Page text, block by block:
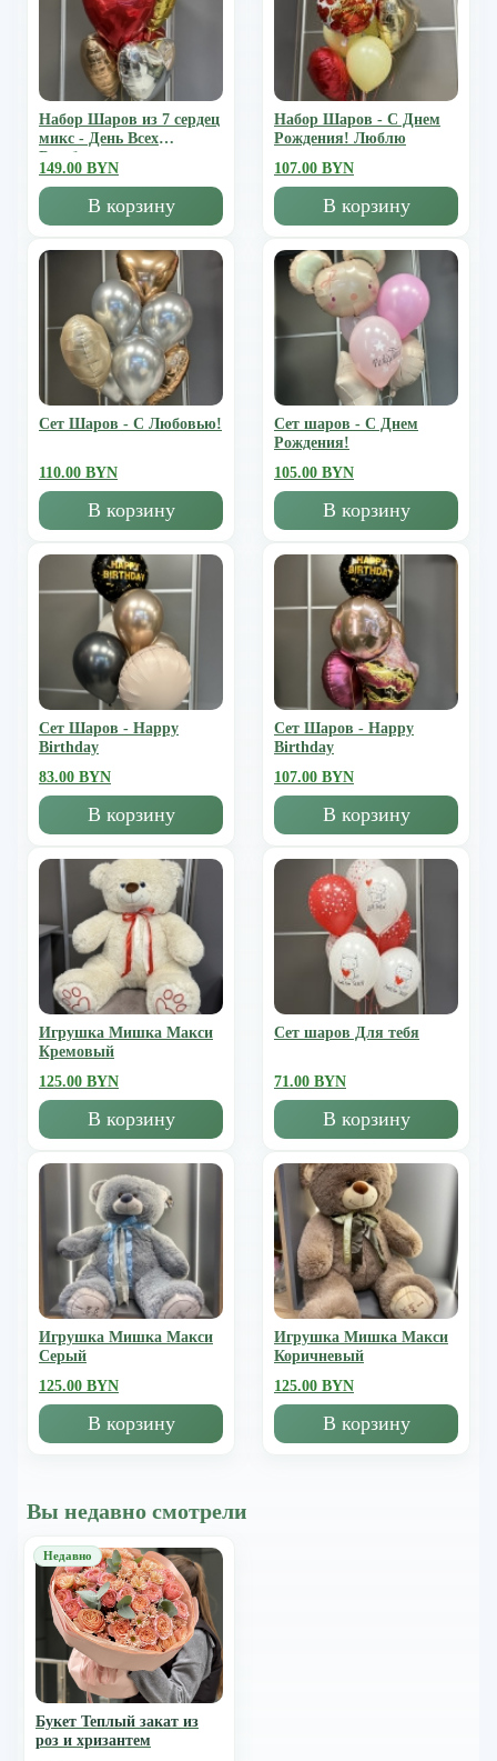
Набор Шаров из 7 сердец
микс - День Всех
Влюбленных
149.00 BYN
В корзину
Набор Шаров - С Днем
Рождения! Люблю
107.00 BYN
В корзину
Сет Шаров - С Любовью!
110.00 BYN
В корзину
Сет шаров - С Днем
Рождения!
105.00 BYN
В корзину
Сет Шаров - Happy
Birthday
83.00 BYN
В корзину
Сет Шаров - Happy
Birthday
107.00 BYN
В корзину
Игрушка Мишка Mакси
Кремовый
125.00 BYN
В корзину
Сет шаров Для тебя
71.00 BYN
В корзину
Игрушка Мишка Mакси
Серый
125.00 BYN
В корзину
Игрушка Мишка Mакси
Коричневый
125.00 BYN
В корзину
Вы недавно смотрели
Букет Теплый закат из
роз и хризантем